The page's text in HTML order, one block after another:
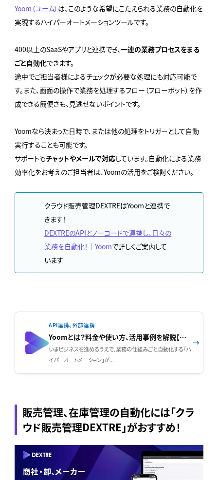
Yoom（ユーム） は、このような希望にこたえられる業務の自動化を
実現するハイパーオートメーションツールです。
400以上のSaaSやアプリと連携でき、一連の業務プロセスをまる
ごと自動化できます。
途中でご担当者様によるチェックが必要な処理にも対応可能で
す。また、画面の操作で業務を処理するフロー（フローボット）を作
成できる簡便さも、見逃せないポイントです。
Yoomなら決まった日時で、または他の処理をトリガーとして自動
実行することも可能です。
サポートもチャットやメールで対応しています。自動化による業務
効率化をお考えのご担当者は、Yoomの活用をご検討ください。
クラウド販売管理DEXTREはYoomと連携で
きます！
DEXTREのAPIとノーコードで連携し、日々の
業務を自動化！｜Yoomで詳しくご案内して
います
API連携、外部連携
Yoomとは？料金や使い方、活用事例を解説【業務自動化に役立てよう】
いまビジネスを進めるうえで、業務の仕組みごと自動化する「ハ
イパーオートメーション」が...
→
販売管理、在庫管理の自動化には「クラ
ウド販売管理DEXTRE」がおすすめ！